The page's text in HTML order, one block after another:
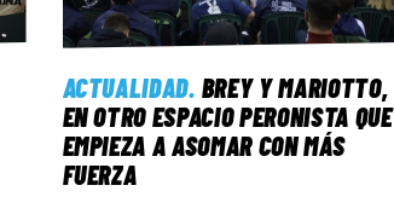
ACTUALIDAD. BREY Y MARIOTTO,
EN OTRO ESPACIO PERONISTA QUE
EMPIEZA A ASOMAR CON MÁS
FUERZA